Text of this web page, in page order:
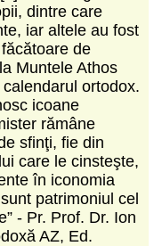
dintre care
iar altele au fost
de
Muntele Athos
ortodox.
icoane
rămâne
sfinţi, fie din
care le cinsteşte,
în iconomia
patrimoniul cel
- Pr. Prof. Dr. Ion
AZ, Ed.